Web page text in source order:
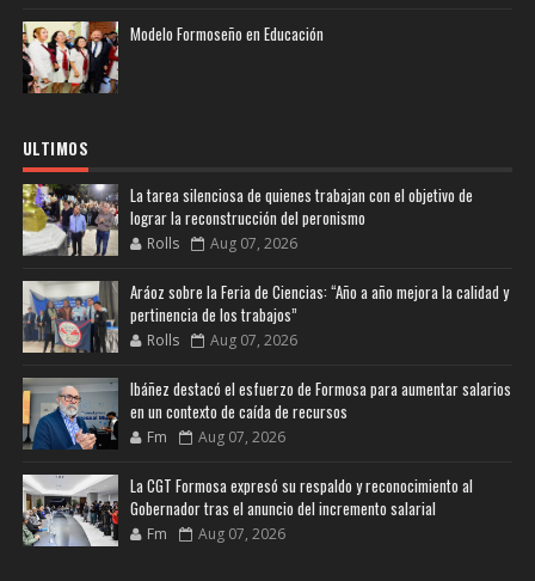
Modelo Formoseño en Educación
ULTIMOS
La tarea silenciosa de quienes trabajan con el objetivo de
lograr la reconstrucción del peronismo
Rolls Aug 07, 2026
Aráoz sobre la Feria de Ciencias: “Año a año mejora la calidad y
pertinencia de los trabajos”
Rolls Aug 07, 2026
Ibáñez destacó el esfuerzo de Formosa para aumentar salarios
en un contexto de caída de recursos
Fm Aug 07, 2026
La CGT Formosa expresó su respaldo y reconocimiento al
Gobernador tras el anuncio del incremento salarial
Fm Aug 07, 2026